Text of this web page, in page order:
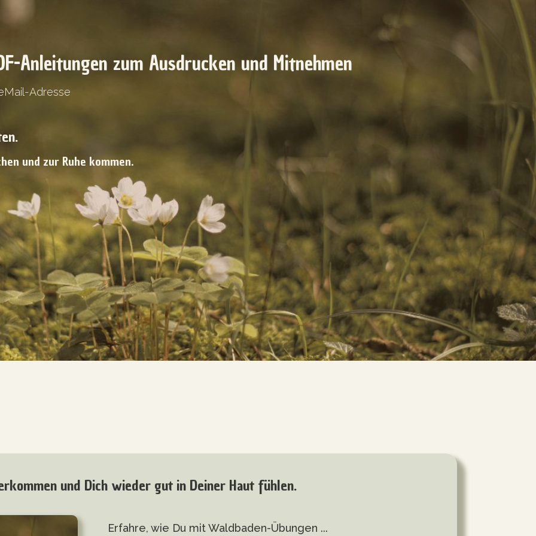
Anleitungen zum Ausdrucken und Mitnehmen
Adresse
und zur Ruhe kommen.
und Dich wieder gut in Deiner Haut fühlen.
Erfahre, wie Du mit Waldbaden-Übungen ...